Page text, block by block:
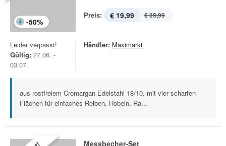
-50%
Preis: € 19,99 € 39,99
Leider verpasst!
Gültig: 27.06. -
03.07.
Händler: Maximarkt
aus rostfreiem Cromargan Edelstahl 18/10, mit vier scharfen
Flächen für einfaches Reiben, Hobeln, Ra...
Messbecher-Set